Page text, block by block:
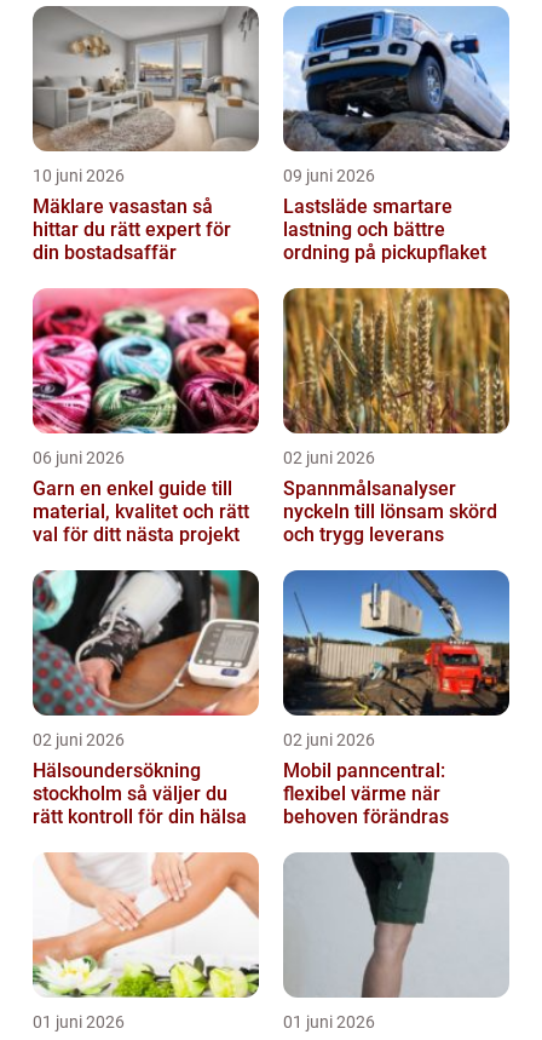
10 juni 2026
Mäklare vasastan så
hittar du rätt expert för
din bostadsaffär
09 juni 2026
Lastsläde smartare
lastning och bättre
ordning på pickupflaket
06 juni 2026
Garn en enkel guide till
material, kvalitet och rätt
val för ditt nästa projekt
02 juni 2026
Spannmålsanalyser
nyckeln till lönsam skörd
och trygg leverans
02 juni 2026
Hälsoundersökning
stockholm så väljer du
rätt kontroll för din hälsa
02 juni 2026
Mobil panncentral:
flexibel värme när
behoven förändras
01 juni 2026 01 juni 2026